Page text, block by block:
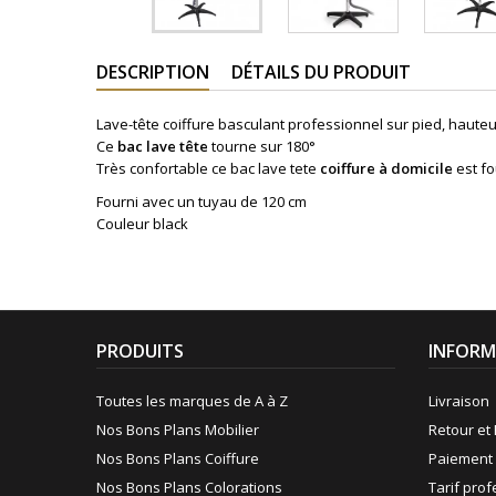
DESCRIPTION DÉTAILS DU PRODUIT
Lave-tête coiffure basculant professionnel sur pied,
Ce bac lave tête tourne sur 180°
Très confortable ce bac lave tete coiffure à domicile est
Fourni avec un tuyau de 120 cm
Couleur black
PRODUITS
Toutes les marques de A à Z
Nos Bons Plans Mobilier
Nos Bons Plans Coiffure
Nos Bons Plans Colorations
Livraison
Retour et
Tarif